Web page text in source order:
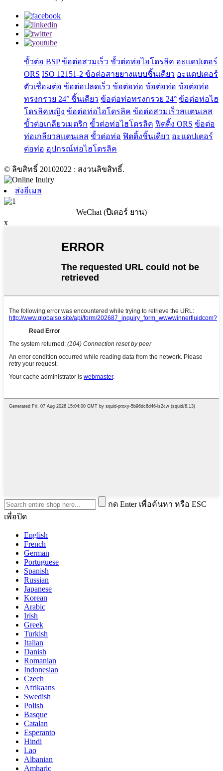
ขั้วต่อ BSP ข้อต่อสวมเร็ว ขั้วต่อท่อไฮโดรลิค อะแดปเตอร์
ORS ISO 12151-2 ข้อต่อสายยางแบบชิ้นเดียว อะแดปเตอร์
ตัวเชื่อมต่อ ข้อต่อปลดเร็ว ข้อต่อท่อ ข้อต่อท่อ ข้อต่อท่อ
ทรงกรวย 24° ชิ้นเดียว ข้อต่อท่อทรงกรวย 24° ข้อต่อท่อไฮ
โดรลิคหญิง ข้อต่อท่อไฮโดรลิค ข้อต่อสวมเร็วสแตนเลส
ขั้วต่อเกลียวเมตริก ขั้วต่อท่อไฮโดรลิค ฟิตติ้ง ORS ข้อต่อ
ท่อเกลียวสแตนเลส ขั้วต่อท่อ ฟิตติ้งชิ้นเดียว อะแดปเตอร์
ต่อท่อ อุปกรณ์ท่อไฮโดรลิค
© ลิขสิทธิ์ 20102022 : สงวนลิขสิทธิ์.
ส่งอีเมล
WeChat (ปีเตอร์ ยาน)
x
กด Enter เพื่อค้นหา หรือ ESC
เพื่อปิด
English
French
German
Portuguese
Spanish
Russian
Japanese
Korean
Arabic
Irish
Greek
Turkish
Italian
Danish
Romanian
Indonesian
Czech
Afrikaans
Swedish
Polish
Basque
Catalan
Esperanto
Hindi
Lao
Albanian
Amharic